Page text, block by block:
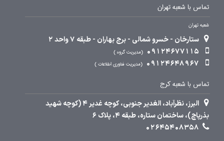
تماس با شعبه تهران
شعبه تهران
ستارخان - خسرو شمالی - برج بهاران - طبقه 7 واحد 2
09124677115
مدیریت گروه
09124648967 مدیریت فناوری اطلاعات
تماس با شعبه کرج
البرز، نظرآباد، الغدیر جنوبی، کوچه غدیر 4 (کوچه شهید
بذرپاچ)، ساختمان ستاره، طبقه 4، پلاک 6
02645408358